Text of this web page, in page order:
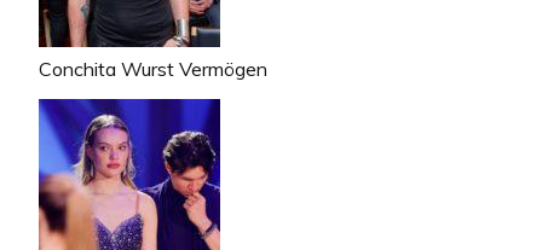
Conchita Wurst Vermögen